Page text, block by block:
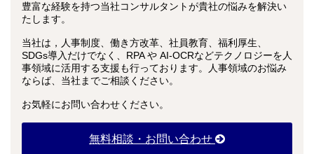
豊富な経験を持つ当社コンサルタントが貴社の悩みを解決い
たします。
当社は，人事制度、働き方改革、社員教育、福利厚生、
SDGs導入だけでなく、RPA や AI-OCRなどテクノロジーを人
事領域に活用する支援も行っております。人事領域のお悩み
ならば、当社までご相談ください。
お気軽にお問い合わせください。
無料相談・お問い合わせ